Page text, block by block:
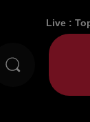
Live :